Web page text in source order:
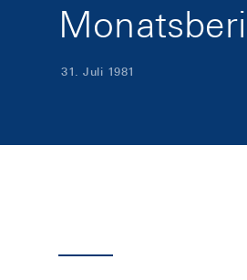
31. Juli 1981